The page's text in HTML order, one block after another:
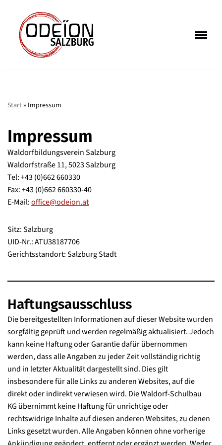
Zum
Inhalt
springen
Start » Impressum
Impressum
Waldorfbildungsverein Salzburg
Waldorfstraße 11, 5023 Salzburg
Tel: +43 (0)662 660330
Fax: +43 (0)662 660330-40
E-Mail:office@odeion.at
Sitz: Salzburg
UID-Nr.: ATU38187706
Gerichtsstandort: Salzburg Stadt
Haftungsausschluss
Die bereitgestellten Informationen auf dieser Website wurden
sorgfältig geprüft und werden regelmäßig aktualisiert. Jedoch
kann keine Haftung oder Garantie dafür übernommen
werden, dass alle Angaben zu jeder Zeit vollständig richtig
und in letzter Aktualität dargestellt sind. Dies gilt
insbesondere für alle Links zu anderen Websites, auf die
direkt oder indirekt verwiesen wird. Die Waldorf-Schulbau
KG übernimmt keine Haftung für unrichtige oder
rechtswidrige Inhalte auf diesen anderen Websites, zu denen
Links gesetzt wurden. Alle Angaben können ohne vorherige